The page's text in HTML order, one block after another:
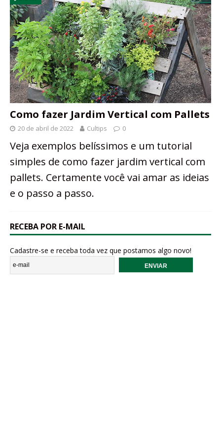
Como fazer Jardim Vertical com Pallets
20 de abril de 2022 Cultips 0
Veja exemplos belíssimos e um tutorial
simples de como fazer jardim vertical com
pallets. Certamente você vai amar as ideias
e o passo a passo.
RECEBA POR E-MAIL
Cadastre-se e receba toda vez que postamos algo novo!